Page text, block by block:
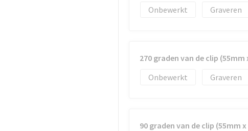
Onbewerkt
Graveren
270 graden van de clip (55mm
Onbewerkt
Graveren
90 graden van de clip (55mm